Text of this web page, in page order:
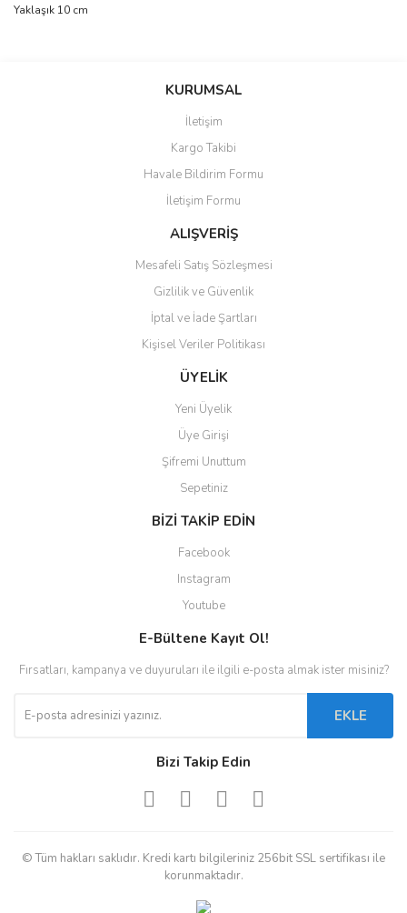
Yaklaşık 10 cm
Bu ürüne ilk yorumu siz yapın!
Ürün resmi kalitesiz, bozuk veya görüntülenemiyor.
Ürün açıklamasında eksik bilgiler bulunuyor.
Ürün bilgilerinde hatalar bulunuyor.
Ürün fiyatı diğer sitelerden daha pahalı.
Gönder
KURUMSAL
İletişim
Kargo Takibi
Havale Bildirim Formu
İletişim Formu
ALIŞVERİŞ
Mesafeli Satış Sözleşmesi
Gizlilik ve Güvenlik
İptal ve İade Şartları
Kişisel Veriler Politikası
ÜYELİK
Yeni Üyelik
Üye Girişi
Şifremi Unuttum
Sepetiniz
BİZİ TAKİP EDİN
Facebook
Instagram
Youtube
E-Bültene Kayıt Ol!
Fırsatları, kampanya ve duyuruları ile ilgili e-posta almak ister misiniz?
EKLE
Bizi Takip Edin
© Tüm hakları saklıdır. Kredi kartı bilgileriniz 256bit SSL sertifikası ile
korunmaktadır.